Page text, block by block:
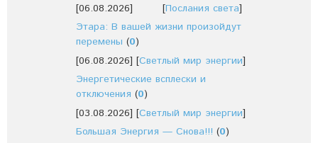
[06.08.2026]
[Послания света]
Этара: В вашей жизни произойдут
перемены (0)
[06.08.2026] [Светлый мир энергии]
Энергетические всплески и
отключения (0)
[03.08.2026] [Светлый мир энергии]
Большая Энергия — Снова!!! (0)